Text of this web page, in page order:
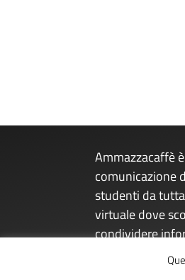
Ammazzacaffè
comunicazione
studenti da
virtuale dove
condividere
sguardo sul